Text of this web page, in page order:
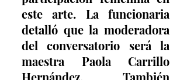
este arte. La funcionaria
detalló que la moderadora
del conversatorio será la
maestra Paola Carrillo
Hernández. También